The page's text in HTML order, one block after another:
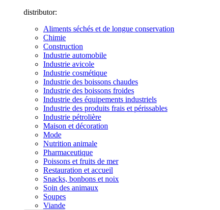
distributor:
Aliments séchés et de longue conservation
Chimie
Construction
Industrie automobile
Industrie avicole
Industrie cosmétique
Industrie des boissons chaudes
Industrie des boissons froides
Industrie des équipements industriels
Industrie des produits frais et périssables
Industrie pétrolière
Maison et décoration
Mode
Nutrition animale
Pharmaceutique
Poissons et fruits de mer
Restauration et accueil
Snacks, bonbons et noix
Soin des animaux
Soupes
Viande